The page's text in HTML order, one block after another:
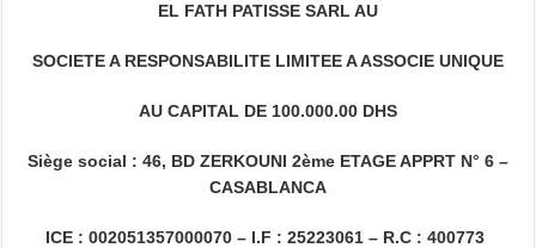
EL FATH PATISSE SARL AU
SOCIETE A RESPONSABILITE LIMITEE A ASSOCIE UNIQUE
AU CAPITAL DE 100.000.00 DHS
Siège social : 46, BD ZERKOUNI 2ème ETAGE APPRT N° 6 –
CASABLANCA
ICE : 002051357000070 – I.F : 25223061 – R.C : 400773